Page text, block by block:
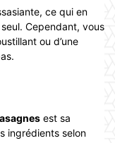
ce qui en
Cependant, vous
ou d’une
est sa
ingrédients selon